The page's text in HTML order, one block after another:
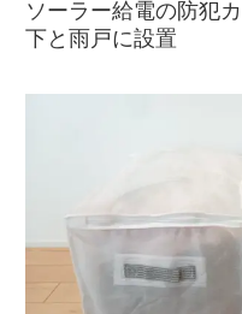
ソーラー給電の防犯
下と雨戸に設置